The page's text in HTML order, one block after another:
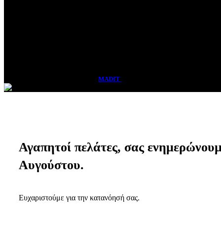
MADIT
Αγαπητοί πελάτες, σας
Αυγούστου.
Ευχαριστούμε για την κατανόησή σας.